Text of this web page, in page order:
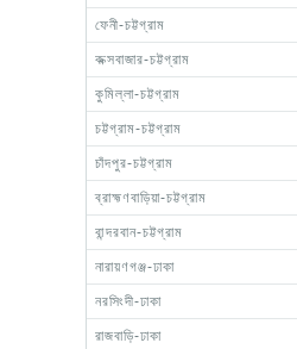
ফেনী-চট্টগ্রাম
কক্সবাজার-চট্টগ্রাম
কুমিল্লা-চট্টগ্রাম
চট্টগ্রাম-চট্টগ্রাম
চাঁদপুর-চট্টগ্রাম
ব্রাহ্মণবাড়িয়া-চট্টগ্রাম
বান্দরবান-চট্টগ্রাম
নারায়ণগঞ্জ-ঢাকা
নরসিংদী-ঢাকা
রাজবাড়ি-ঢাকা